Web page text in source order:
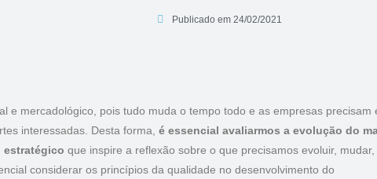
Publicado em 24/02/2021
e mercadológico, pois tudo muda o tempo todo e as empresas precisam
interessadas. Desta forma, é essencial avaliarmos a evolução do
estratégico que inspire a reflexão sobre o que precisamos evoluir, mudar,
considerar os princípios da qualidade no desenvolvimento do